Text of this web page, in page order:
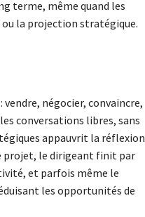
terme, même quand les
ou la projection stratégique.
négocier, convaincre,
conversations libres, sans
appauvrit la réflexion
projet, le dirigeant finit par
et parfois même le
les opportunités de